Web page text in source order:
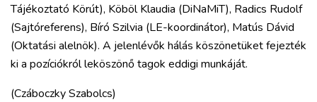
Tájékoztató Körút), Köböl Klaudia (DiNaMiT), Radics Rudolf
(Sajtóreferens), Bíró Szilvia (LE-koordinátor), Matús Dávid
(Oktatási alelnök). A jelenlévők hálás köszönetüket fejezték
ki a pozíciókról leköszönő tagok eddigi munkáját.
(Czáboczky Szabolcs)